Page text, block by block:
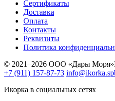
Сертификаты
Доставка
Оплата
Контакты
Реквизиты
Политика
© 2021–2026 ООО «Дары Моря»
+7 (911) 157-87-73
Икорка в социальных сетях